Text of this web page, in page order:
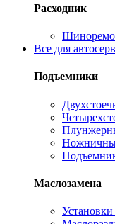
Расходник
Все для
Подъемники
Маслозамена